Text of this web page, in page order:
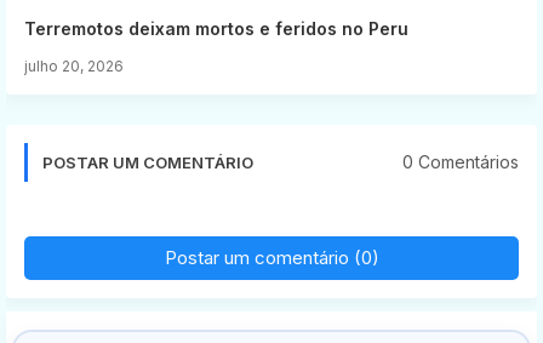
Terremotos deixam mortos e feridos no Peru
julho 20, 2026
POSTAR UM COMENTÁRIO 0 Comentários
Postar um comentário (0)